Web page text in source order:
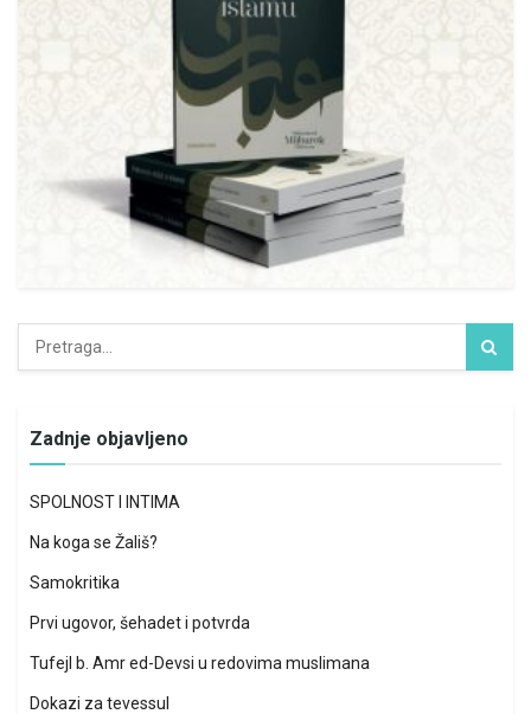
Zadnje objavljeno
SPOLNOST I INTIMA
Na koga se Žališ?
Samokritika
Prvi ugovor, šehadet i potvrda
Tufejl b. Amr ed-Devsi u redovima muslimana
Dokazi za tevessul